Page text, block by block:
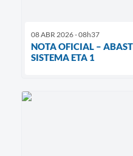
08 ABR 2026 - 08h37
NOTA OFICIAL –
SISTEMA ETA 1